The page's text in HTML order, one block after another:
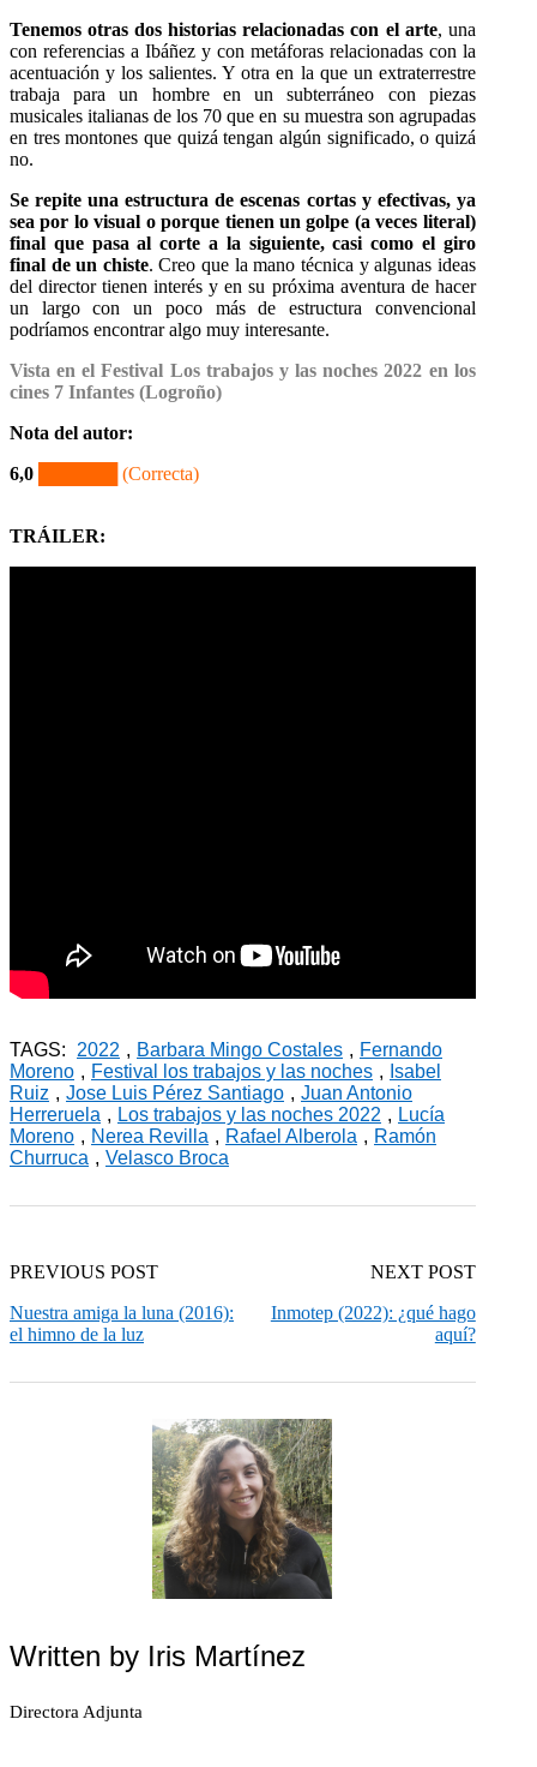
Tenemos otras dos historias relacionadas con el arte, una
con referencias a Ibáñez y con metáforas relacionadas con la
acentuación y los salientes. Y otra en la que un extraterrestre
trabaja para un hombre en un subterráneo con piezas
musicales italianas de los 70 que en su muestra son agrupadas
en tres montones que quizá tengan algún significado, o quizá
no.
Se repite una estructura de escenas cortas y efectivas, ya
sea por lo visual o porque tienen un golpe (a veces literal)
final que pasa al corte a la siguiente, casi como el giro
final de un chiste. Creo que la mano técnica y algunas ideas
del director tienen interés y en su próxima aventura de hacer
un largo con un poco más de estructura convencional
podríamos encontrar algo muy interesante.
Vista en el Festival Los trabajos y las noches 2022 en los
cines 7 Infantes (Logroño)
Nota del autor:
6,0
██████ (Correcta)
TRÁILER:
TAGS: 2022 , Barbara Mingo Costales , Fernando
Moreno , Festival los trabajos y las noches , Isabel
Ruiz , Jose Luis Pérez Santiago , Juan Antonio
Herreruela , Los trabajos y las noches 2022 , Lucía
Moreno , Nerea Revilla , Rafael Alberola , Ramón
Churruca , Velasco Broca
PREVIOUS POST
Nuestra amiga la luna (2016):
el himno de la luz
NEXT POST
Inmotep (2022): ¿qué hago
aquí?
Written by Iris Martínez
Directora Adjunta